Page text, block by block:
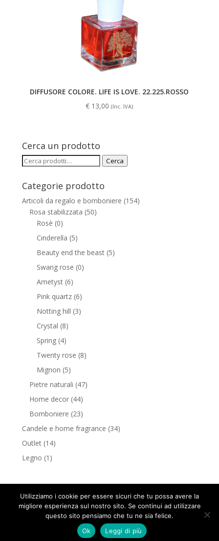
DIFFUSORE COLORE. LIFE IS LOVE. 22.225.ROSSO
€ 13,00 (Inc. IVA)
Cerca un prodotto
Cerca: Cerca
Categorie prodotto
Articoli da regalo e bomboniere (154)
Rosa stabilizzata (50)
Rosè (0)
Cinderella (5)
Beauty end the beast (5)
Swang rose (0)
Ametyst (6)
Pink quartz (6)
Notting hill (3)
Crystal (8)
Spring (4)
Twenty rose (8)
Mignon (5)
Pietre naturali (47)
Home decor (44)
Bomboniere (23)
Candele e home fragrance (34)
Outlet (14)
Legno (1)
G.e.a Design © Copyright 2018 tutti i diritti riservati -
P.Iva 09647290965Privacy policy- Cookie policy
Utilizziamo i cookie per essere sicuri che tu possa avere la
migliore esperienza sul nostro sito. Se continui ad utilizzare
questo sito pensiamo che tu ne sia felice.
Ok
Leggi di più